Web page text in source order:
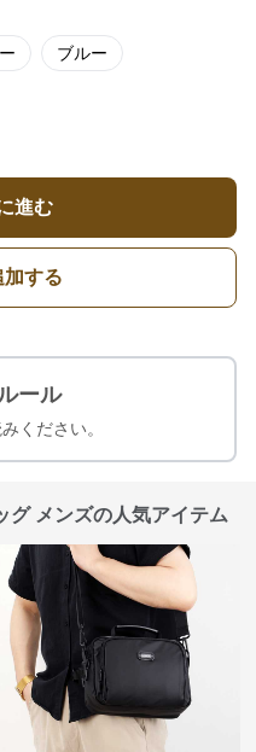
ブルー
進む
加する
ール
ください。
グ メンズの人気アイテム